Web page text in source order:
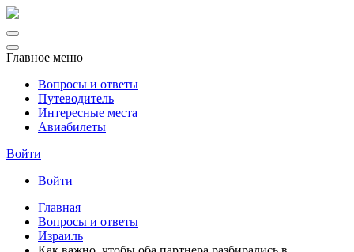
Главное меню
Вопросы и ответы
Путеводитель
Интересные места
Авиабилеты
Войти
Войти
Главная
Вопросы и ответы
Израиль